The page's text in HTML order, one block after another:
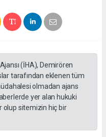
(İHA), Demirören
tarafından eklenen tüm
olmadan ajans
yer alan hukuki
olup sitemizin hiç bir